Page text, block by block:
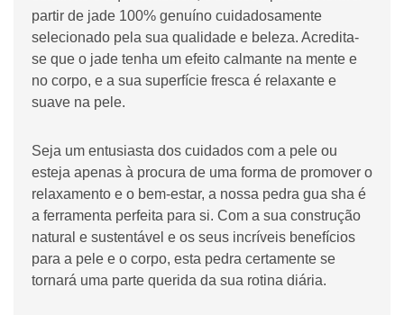
partir de jade 100% genuíno cuidadosamente
selecionado pela sua qualidade e beleza. Acredita-
se que o jade tenha um efeito calmante na mente e
no corpo, e a sua superfície fresca é relaxante e
suave na pele.
Seja um entusiasta dos cuidados com a pele ou
esteja apenas à procura de uma forma de promover o
relaxamento e o bem-estar, a nossa pedra gua sha é
a ferramenta perfeita para si. Com a sua construção
natural e sustentável e os seus incríveis benefícios
para a pele e o corpo, esta pedra certamente se
tornará uma parte querida da sua rotina diária.